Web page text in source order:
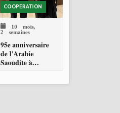
COOPERATION
10 mois,
2 semaines
95e anniversaire
de l'Arabie
Saoudite à
Bamako : un pont